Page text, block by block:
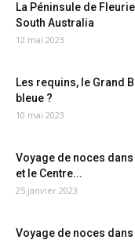
La Péninsule de
South Australia
12 mai 2023
Les requins, le Grand
bleue ?
10 mai 2023
Voyage de noces
et le Centre...
25 janvier 2023
Voyage de noces